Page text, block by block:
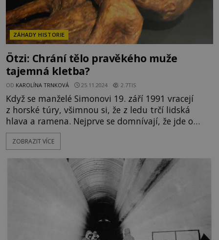
ZÁHADY HISTORIE
Ötzi: Chrání tělo pravěkého muže
tajemná kletba?
OD KAROLÍNA TRNKOVÁ 25.11.2024 2.7TIS
Když se manželé Simonovi 19. září 1991 vracejí
z horské túry, všimnou si, že z ledu trčí lidská
hlava a ramena. Nejprve se domnívají, že jde o
nějakého ztraceného horolezce, který tu zahynul.
Čas od času k podobnému neštěstí vysoko
výšce 3210 metrů, daleko od jakékoliv pomoci, a
není vyloučeno, že nebožáka překvapilo nepříznivé
počasí, nebo dokonce lav
ZOBRAZIT VÍCE